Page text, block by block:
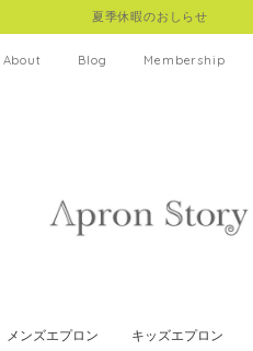
夏季休暇のおしらせ
About Blog Membership
メンズエプロン キッズエプロン